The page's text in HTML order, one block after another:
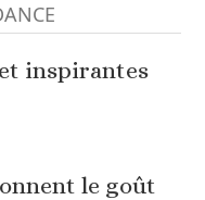
inspirantes
le goût